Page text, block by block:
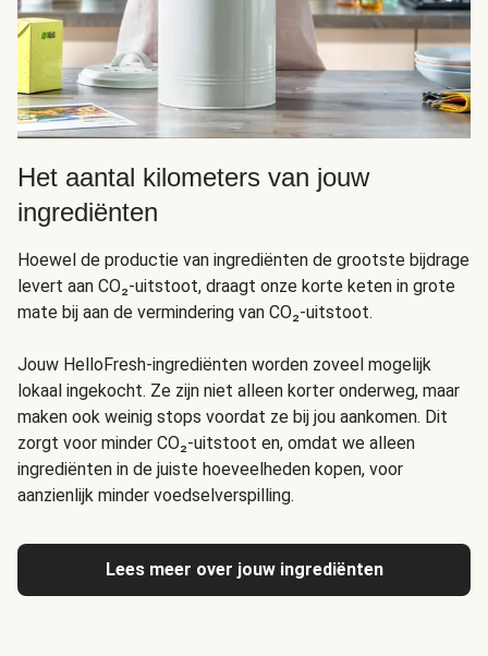
Het aantal kilometers van jouw
ingrediënten
Hoewel de productie van ingrediënten de grootste bijdrage
levert aan CO₂-uitstoot, draagt onze korte keten in grote
mate bij aan de vermindering van CO₂-uitstoot.
Jouw HelloFresh-ingrediënten worden zoveel mogelijk
lokaal ingekocht. Ze zijn niet alleen korter onderweg, maar
maken ook weinig stops voordat ze bij jou aankomen. Dit
zorgt voor minder CO₂-uitstoot en, omdat we alleen
ingrediënten in de juiste hoeveelheden kopen, voor
aanzienlijk minder voedselverspilling.
Lees meer over jouw ingrediënten